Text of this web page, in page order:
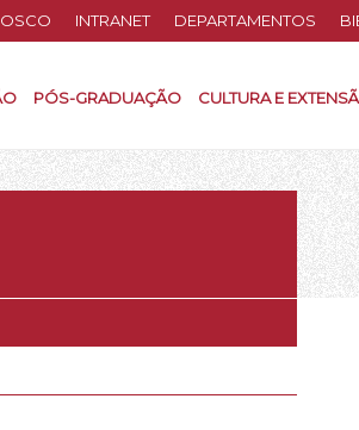
INTRANET DEPARTAMENTOS
PÓS-GRADUAÇÃO CULTURA E